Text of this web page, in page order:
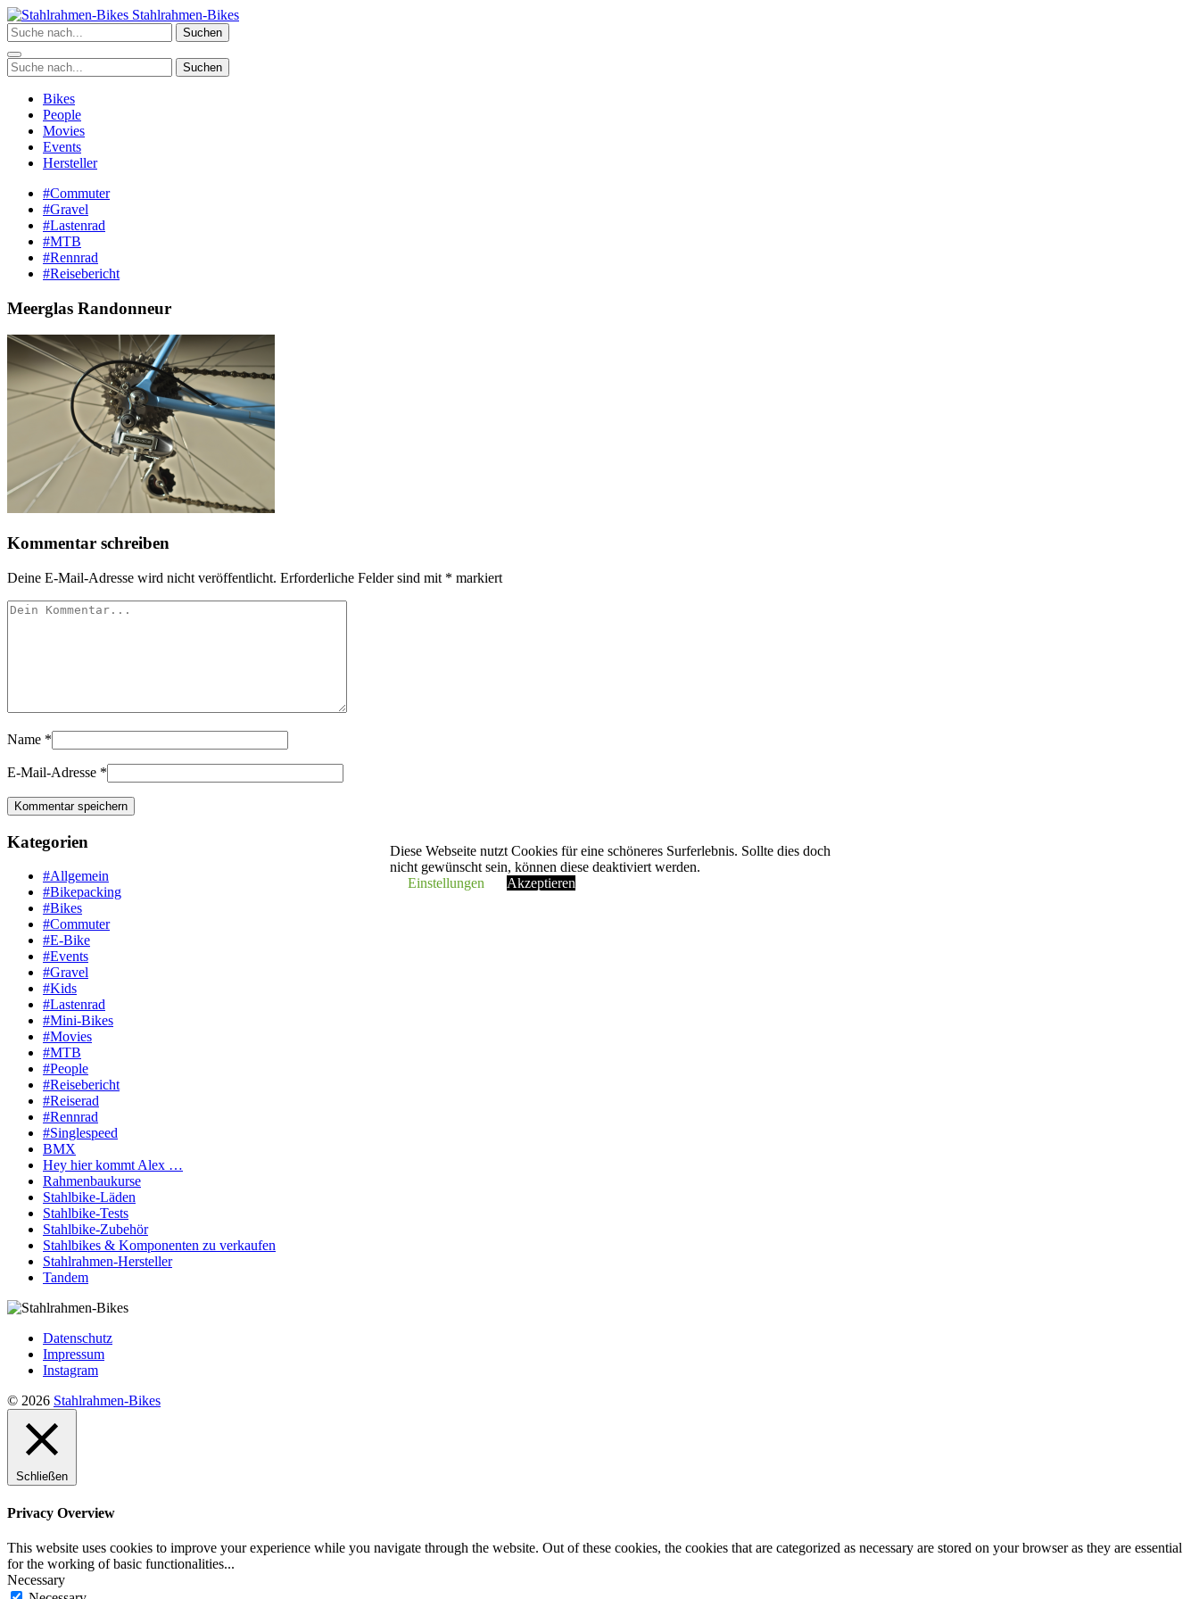
Zum
Inhalt
springen
Stahlrahmen-Bikes
Suchen
Suchen
Bikes
People
Movies
Events
Hersteller
#Commuter
#Gravel
#Lastenrad
#MTB
#Rennrad
#Reisebericht
Meerglas Randonneur
Kommentar schreiben
Deine E-Mail-Adresse wird nicht veröffentlicht. Erforderliche Felder sind mit * markiert
Name *
E-Mail-Adresse *
Kategorien
#Allgemein
#Bikepacking
#Bikes
#Commuter
#E-Bike
#Events
#Gravel
#Kids
#Lastenrad
#Mini-Bikes
#Movies
#MTB
#People
#Reisebericht
#Reiserad
#Rennrad
#Singlespeed
BMX
Hey hier kommt Alex …
Rahmenbaukurse
Stahlbike-Läden
Stahlbike-Tests
Stahlbike-Zubehör
Stahlbikes & Komponenten zu verkaufen
Stahlrahmen-Hersteller
Tandem
Datenschutz
Impressum
Instagram
© 2026 Stahlrahmen-Bikes
Diese Webseite nutzt Cookies für eine schöneres Surferlebnis. Sollte dies doch
nicht gewünscht sein, können diese deaktiviert werden.
Einstellungen
Akzeptieren
Schließen
Privacy Overview
This website uses cookies to improve your experience while you navigate through the website. Out of these cookies, the cookies that are categorized as necessary are stored on your browser as they are essential
for the working of basic functionalities...
Necessary